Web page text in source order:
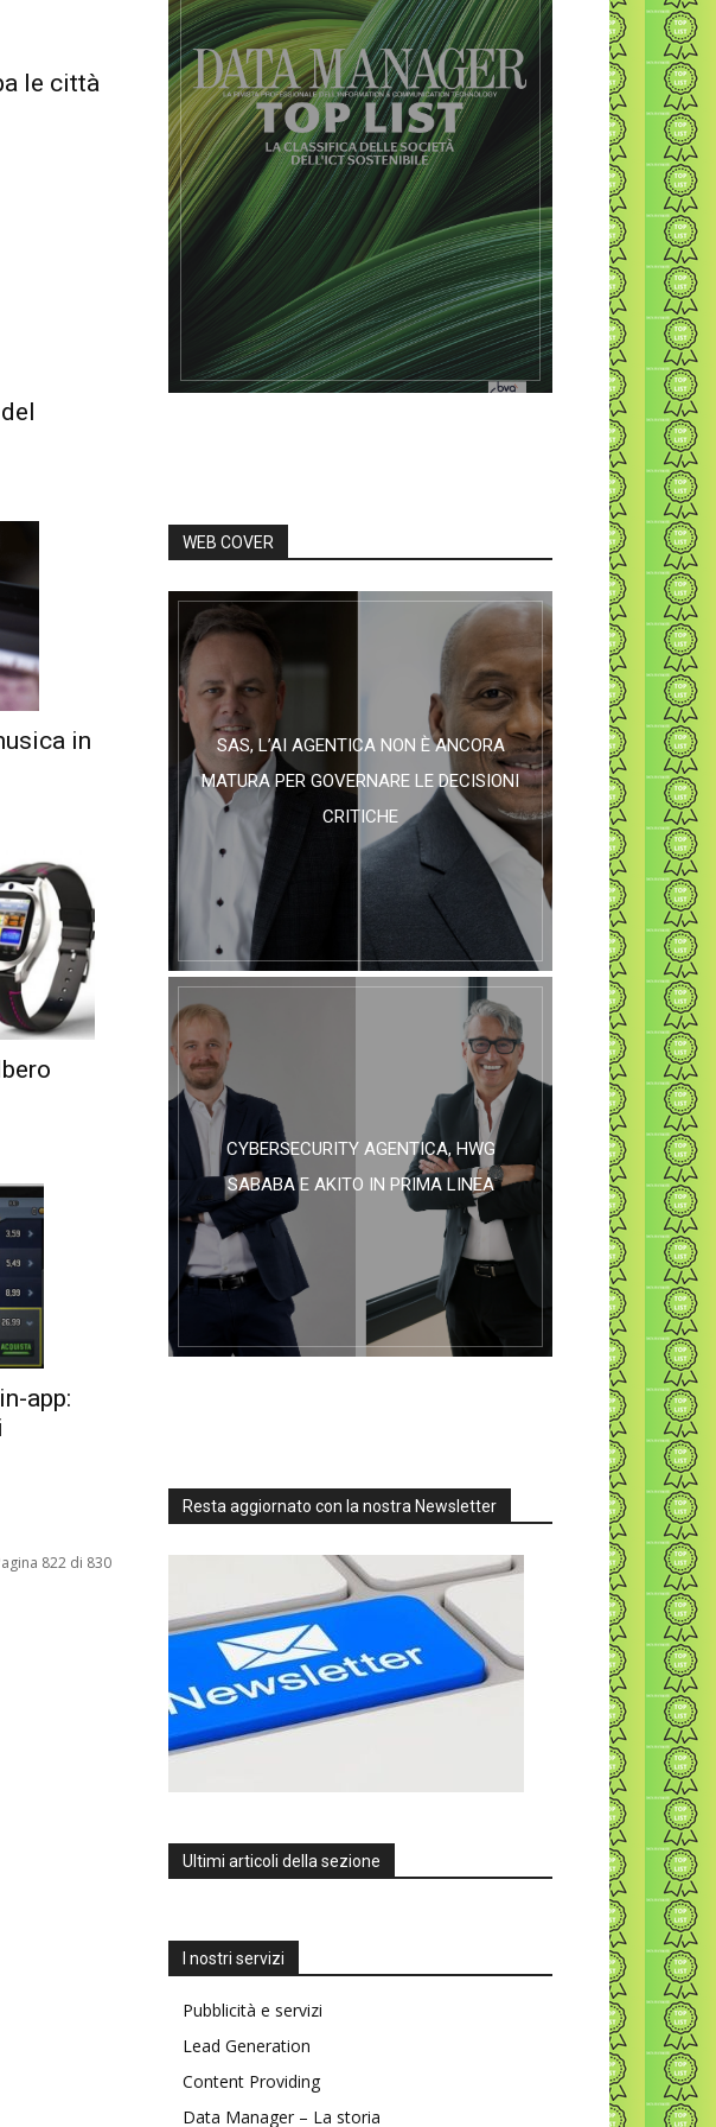
le città
in
app:
822 di 830
WEB COVER
SAS, L’AI AGENTICA NON È ANCORA
MATURA PER GOVERNARE LE DECISIONI
CRITICHE
CYBERSECURITY AGENTICA, HWG
SABABA E AKITO IN PRIMA LINEA
Resta aggiornato con la nostra Newsletter
Ultimi articoli della sezione
I nostri servizi
Pubblicità e servizi
Lead Generation
Content Providing
Data Manager – La storia